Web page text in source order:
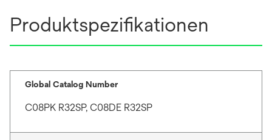
Produktspezifikationen
Global Catalog Number
C08PK R32SP, C08DE R32SP